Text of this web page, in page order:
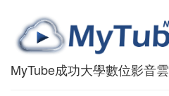
MyTube成功大學數位影音雲